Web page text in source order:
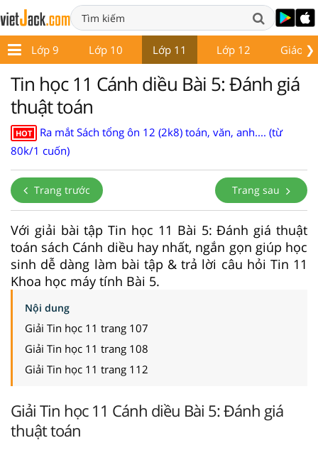
❯
Lớp 9 Lớp 10 Lớp 11 Lớp 12 Giáo
Tin học 11 Cánh diều Bài 5: Đánh giá
thuật toán
HOT
Ra mắt Sách tổng ôn 12 (2k8) toán, văn, anh.... (từ
80k/1 cuốn)
Trang trước Trang sau
Với giải bài tập Tin học 11 Bài 5: Đánh giá thuật
toán sách Cánh diều hay nhất, ngắn gọn giúp học
sinh dễ dàng làm bài tập & trả lời câu hỏi Tin 11
Khoa học máy tính Bài 5.
Nội dung
Giải Tin học 11 trang 107
Giải Tin học 11 trang 108
Giải Tin học 11 trang 112
Giải Tin học 11 Cánh diều Bài 5: Đánh giá
thuật toán